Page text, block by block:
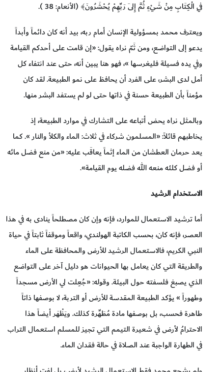
فِي الْكِتَابِ مِنْ شَيْءٍ ثُمَّ إِلَى رَبِّهِمْ يُحْشَرُونَ﴾ (الأنعام: 38 ).
ويعترف محمد بمسؤولية الإنسان أمام ربه، بيد أنه كان دائماً وأبداً
يدعو إلى التواضع، ومن ثَمّ نراه يقول: «إن قامت على أحدكم القيامة
وفي يده فسيلة فليغرسها »، فهو هنا يبين أنه، حتى عند انتفاء كل
أمل لدى البشر، على الفرد أن يحافظ على نمو الطبيعة. لقد كان
مؤمناً بأن الطبيعة حسنة في ذاتها حتى لو لم يستفد البشر منها.
وبالمثل نراه يحض أتباعه على التشارك في موارد الطبيعة، إذ
يخاطبهم قائلاً: «المسلمون شركاء في ثلاث: الماء والكلأ والنار ». كما
يعد حرمان العطشان من الماء إثماً يعاقَب عليه: «من منع فضل مائه
أو فضل كلئه منعه الله فضله يوم القيامة».
الاستخدام الرشيد
أما ترشيد الاستعمال للموارد، فإنه وإن كان مصطلحاً ينادى به في هذا
العصر، فإنه كان، بحسب الكاتبة الهولندي، واقعاً وموقفاً ثابتاً في حياة
النبي الكريم، فالاستعمال الرشيد للأرض والمحافظة على الماء
والطريقة التي كان يعامل بها الحيوانات هو دليل آخر على التواضع
الذي يصبغ فلسفته حول البيئة. وقوله: «جُعِلت لي الأرض مسجداً
وطهوراً » يؤكد الطبيعة المقدسة للأرض أو التربة، لا بوصفها ذاتاً
طاهرة فحسب، بل بوصفها مادة مُطَهِّرة كذلك. ويَظْهَر أيضاً هذا
الاحترامُ لأرض في شعيرة التيمم التي تجيز للمسلم استعمال التراب
في الطهارة الواجبة عند الصلاة في حالة فقدان الماء.